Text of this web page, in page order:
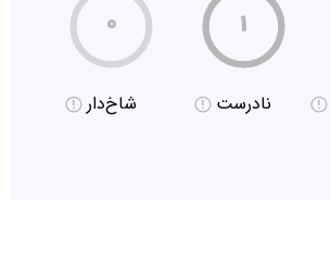
۱
نادرست
۰
شاخ‌دار